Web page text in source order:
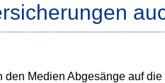
den Medien Abgesänge auf